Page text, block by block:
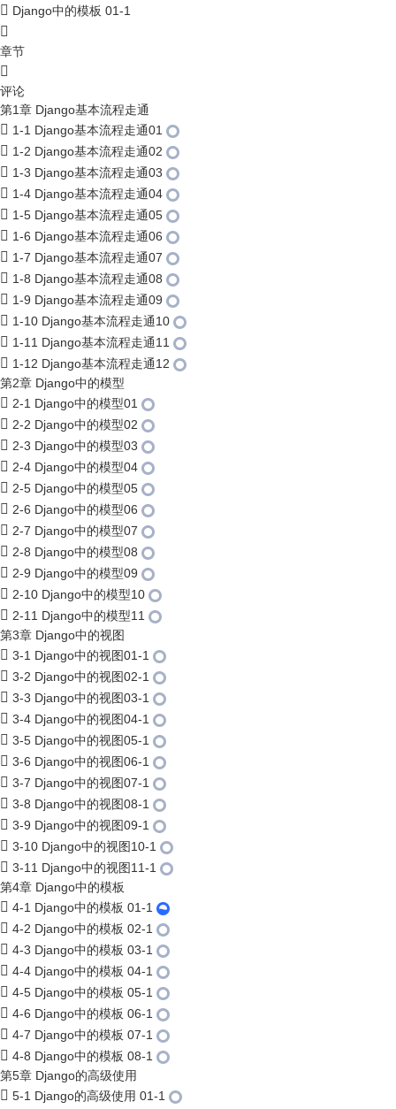
Django中的模板 01-1
章节
评论
第1章 Django基本流程走通
1-1 Django基本流程走通01
1-2 Django基本流程走通02
1-3 Django基本流程走通03
1-4 Django基本流程走通04
1-5 Django基本流程走通05
1-6 Django基本流程走通06
1-7 Django基本流程走通07
1-8 Django基本流程走通08
1-9 Django基本流程走通09
1-10 Django基本流程走通10
1-11 Django基本流程走通11
1-12 Django基本流程走通12
第2章 Django中的模型
2-1 Django中的模型01
2-2 Django中的模型02
2-3 Django中的模型03
2-4 Django中的模型04
2-5 Django中的模型05
2-6 Django中的模型06
2-7 Django中的模型07
2-8 Django中的模型08
2-9 Django中的模型09
2-10 Django中的模型10
2-11 Django中的模型11
第3章 Django中的视图
3-1 Django中的视图01-1
3-2 Django中的视图02-1
3-3 Django中的视图03-1
3-4 Django中的视图04-1
3-5 Django中的视图05-1
3-6 Django中的视图06-1
3-7 Django中的视图07-1
3-8 Django中的视图08-1
3-9 Django中的视图09-1
3-10 Django中的视图10-1
3-11 Django中的视图11-1
第4章 Django中的模板
4-1 Django中的模板 01-1
4-2 Django中的模板 02-1
4-3 Django中的模板 03-1
4-4 Django中的模板 04-1
4-5 Django中的模板 05-1
4-6 Django中的模板 06-1
4-7 Django中的模板 07-1
4-8 Django中的模板 08-1
第5章 Django的高级使用
5-1 Django的高级使用 01-1